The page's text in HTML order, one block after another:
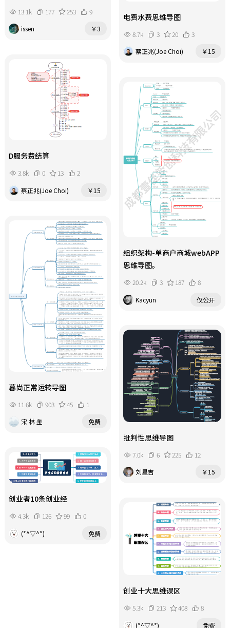
13.1k 177 253
9
issen
￥3
电费水费思维导图
8.7k 3 20
3
蔡正兆(Joe Choi)
￥15
D服务费结算
3.8k 0 13
2
蔡正兆(Joe Choi)
￥15
组织架构-单商户商城webAPP
思维导图。
20.2k 3 187
8
Kacyun
仅公开
暮尚正常运转导图
11.6k 903 45
1
宋 林 鉴
免费
批判性思维导图
7.0k 6 225
12
刘星吉
￥15
创业者10条创业经
4.3k 126 99
0
(*^▽^*)
免费
创业十大思维误区
5.3k 213 408
8
(*^▽^*)
免费